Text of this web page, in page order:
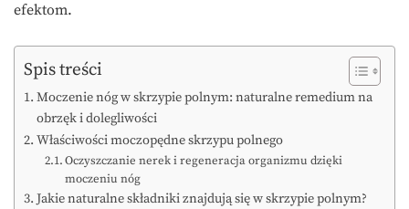
efektom.
Spis treści
Moczenie nóg w skrzypie polnym: naturalne remedium na
obrzęk i dolegliwości
Właściwości moczopędne skrzypu polnego
Oczyszczanie nerek i regeneracja organizmu dzięki
moczeniu nóg
Jakie naturalne składniki znajdują się w skrzypie polnym?